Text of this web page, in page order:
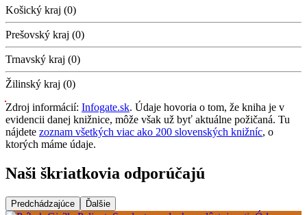
Košický kraj (0)
Prešovský kraj (0)
Trnavský kraj (0)
Žilinský kraj (0)
Zdroj informácií: Infogate.sk. Údaje hovoria o tom, že kniha je v
evidencii danej knižnice, môže však už byť aktuálne požičaná. Tu
nájdete zoznam všetkých viac ako 200 slovenských knižníc, o
ktorých máme údaje.
Naši škriatkovia odporúčajú
Predchádzajúce Ďalšie